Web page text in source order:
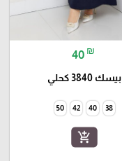
40 ₪
بيسك 3840 كحلي
38
40
42
50
add_shopping_cart